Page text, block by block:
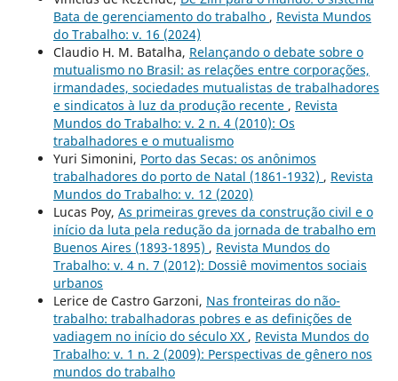
Bata de gerenciamento do trabalho , Revista Mundos
do Trabalho: v. 16 (2024)
Claudio H. M. Batalha, Relançando o debate sobre o
mutualismo no Brasil: as relações entre corporações,
irmandades, sociedades mutualistas de trabalhadores
e sindicatos à luz da produção recente , Revista
Mundos do Trabalho: v. 2 n. 4 (2010): Os
trabalhadores e o mutualismo
Yuri Simonini, Porto das Secas: os anônimos
trabalhadores do porto de Natal (1861-1932) , Revista
Mundos do Trabalho: v. 12 (2020)
Lucas Poy, As primeiras greves da construção civil e o
início da luta pela redução da jornada de trabalho em
Buenos Aires (1893-1895) , Revista Mundos do
Trabalho: v. 4 n. 7 (2012): Dossiê movimentos sociais
urbanos
Lerice de Castro Garzoni, Nas fronteiras do não-
trabalho: trabalhadoras pobres e as definições de
vadiagem no início do século XX , Revista Mundos do
Trabalho: v. 1 n. 2 (2009): Perspectivas de gênero nos
mundos do trabalho